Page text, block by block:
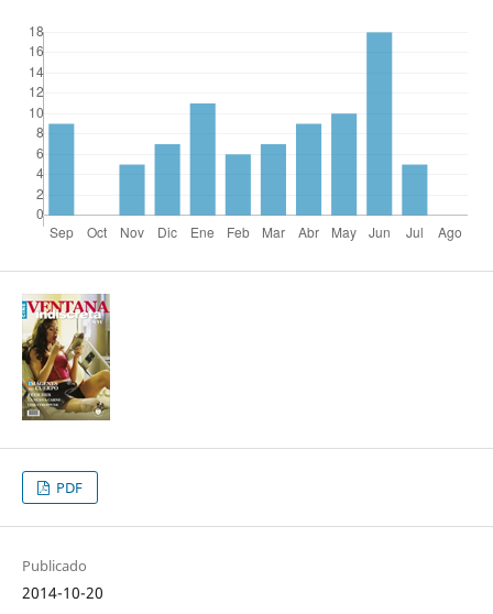
PDF
Publicado
2014-10-20